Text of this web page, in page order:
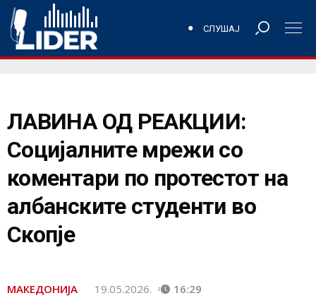
СЛУШАЈ
ЛАВИНА ОД РЕАКЦИИ:
Социјалните мрежи со
коментари по протестот на
албанските студенти во
Скопје
МАКЕДОНИЈА 19.05.2026. 16:29